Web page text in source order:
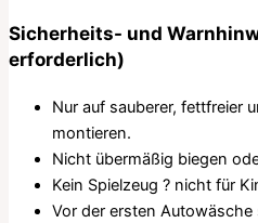
Sicherheits- und
erforderlich)
Nur auf sauberer, fettfreier
montieren.
Nicht übermäßig biegen
Kein Spielzeug ? nicht für
Vor der ersten